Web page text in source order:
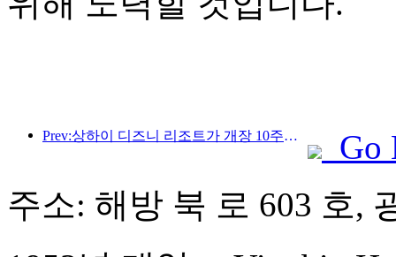
Prev:상하이 디즈니 리조트가 개장 10주년을 맞이했으며, 현재까지 1억 명이 넘는 방문객을 맞이했습니다.
Go
주소: 해방 북 로 603 호,